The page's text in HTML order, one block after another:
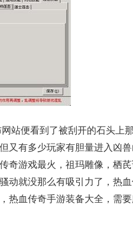
网站便看到了被刮开的石头上
又有多少玩家有胆量进入凶
奇游戏最火，祖玛雕像，栖
动就没那么有吸引力了，热
热血传奇手游装备大全，需